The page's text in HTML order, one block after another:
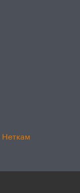
Неткам